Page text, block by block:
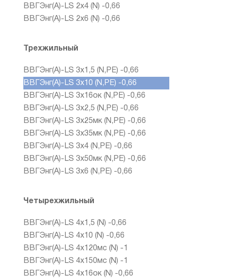
ВВГЭнг(А)-LS 2х4 (N) -0,66
ВВГЭнг(А)-LS 2х6 (N) -0,66
Трехжильный
ВВГЭнг(А)-LS 3х1,5 (N,PE) -0,66
ВВГЭнг(А)-LS 3х10 (N,PE) -0,66
ВВГЭнг(А)-LS 3х16ок (N,PE) -0,66
ВВГЭнг(А)-LS 3х2,5 (N,PE) -0,66
ВВГЭнг(А)-LS 3х25мк (N,PE) -0,66
ВВГЭнг(А)-LS 3х35мк (N,PE) -0,66
ВВГЭнг(А)-LS 3х4 (N,PE) -0,66
ВВГЭнг(А)-LS 3х50мк (N,PE) -0,66
ВВГЭнг(А)-LS 3х6 (N,PE) -0,66
Четырехжильный
ВВГЭнг(А)-LS 4х1,5 (N) -0,66
ВВГЭнг(А)-LS 4х10 (N) -0,66
ВВГЭнг(А)-LS 4х120мс (N) -1
ВВГЭнг(А)-LS 4х150мс (N) -1
ВВГЭнг(А)-LS 4х16ок (N) -0,66